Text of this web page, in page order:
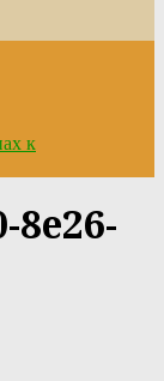
к
8e26-